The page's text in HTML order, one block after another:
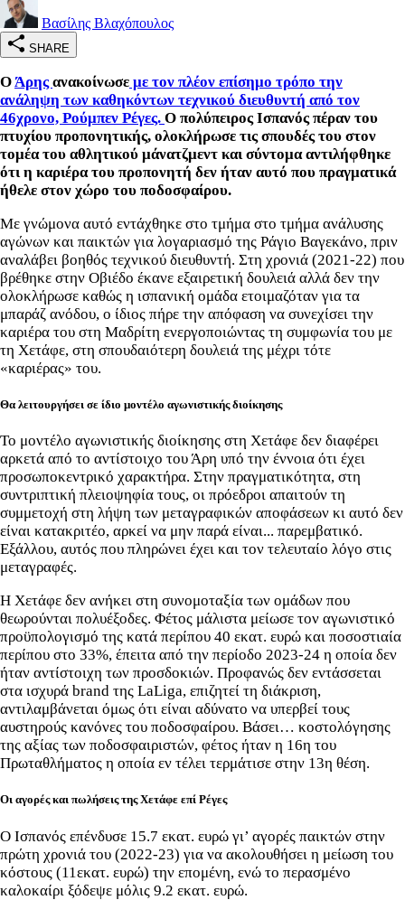
Βασίλης Βλαχόπουλος
SHARE
ΟΆρηςανακοίνωσε με τον πλέον επίσημο τρόπο την
ανάληψη των καθηκόντων τεχνικού διευθυντή από τον
46χρονο, Ρούμπεν Ρέγες. Ο πολύπειρος Ισπανός πέραν του
πτυχίου προπονητικής, ολοκλήρωσε τις σπουδές του στον
τομέα του αθλητικού μάνατζμεντ και σύντομα αντιλήφθηκε
ότι η καριέρα του προπονητή δεν ήταν αυτό που πραγματικά
ήθελε στον χώρο του ποδοσφαίρου.
Με γνώμονα αυτό εντάχθηκε στο τμήμα στο τμήμα ανάλυσης
αγώνων και παικτών για λογαριασμό της Ράγιο Βαγεκάνο, πριν
αναλάβει βοηθός τεχνικού διευθυντή. Στη χρονιά (2021-22) που
βρέθηκε στην Οβιέδο έκανε εξαιρετική δουλειά αλλά δεν την
ολοκλήρωσε καθώς η ισπανική ομάδα ετοιμαζόταν για τα
μπαράζ ανόδου, ο ίδιος πήρε την απόφαση να συνεχίσει την
καριέρα του στη Μαδρίτη ενεργοποιώντας τη συμφωνία του με
τη Χετάφε, στη σπουδαιότερη δουλειά της μέχρι τότε
«καριέρας» του.
Θα λειτουργήσει σε ίδιο μοντέλο αγωνιστικής διοίκησης
Το μοντέλο αγωνιστικής διοίκησης στη Χετάφε δεν διαφέρει
αρκετά από το αντίστοιχο του Άρη υπό την έννοια ότι έχει
προσωποκεντρικό χαρακτήρα. Στην πραγματικότητα, στη
συντριπτική πλειοψηφία τους, οι πρόεδροι απαιτούν τη
συμμετοχή στη λήψη των μεταγραφικών αποφάσεων κι αυτό δεν
είναι κατακριτέο, αρκεί να μην παρά είναι... παρεμβατικό.
Εξάλλου, αυτός που πληρώνει έχει και τον τελευταίο λόγο στις
μεταγραφές.
Η Χετάφε δεν ανήκει στη συνομοταξία των ομάδων που
θεωρούνται πολυέξοδες. Φέτος μάλιστα μείωσε τον αγωνιστικό
προϋπολογισμό της κατά περίπου 40 εκατ. ευρώ και ποσοστιαία
περίπου στο 33%, έπειτα από την περίοδο 2023-24 η οποία δεν
ήταν αντίστοιχη των προσδοκιών. Προφανώς δεν εντάσσεται
στα ισχυρά brand της LaLiga, επιζητεί τη διάκριση,
αντιλαμβάνεται όμως ότι είναι αδύνατο να υπερβεί τους
αυστηρούς κανόνες του ποδοσφαίρου. Βάσει… κοστολόγησης
της αξίας των ποδοσφαιριστών, φέτος ήταν η 16η του
Πρωταθλήματος η οποία εν τέλει τερμάτισε στην 13η θέση.
Οι αγορές και πωλήσεις της Χετάφε επί Ρέγες
Ο Ισπανός επένδυσε 15.7 εκατ. ευρώ γι’ αγορές παικτών στην
πρώτη χρονιά του (2022-23) για να ακολουθήσει η μείωση του
κόστους (11εκατ. ευρώ) την επομένη, ενώ το περασμένο
καλοκαίρι ξόδεψε μόλις 9.2 εκατ. ευρώ.